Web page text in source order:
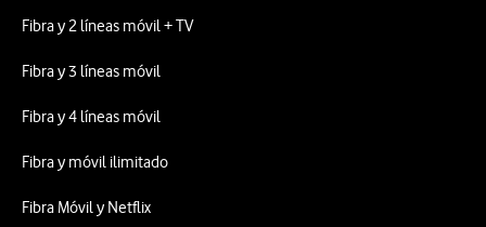
Fibra y 2 líneas móvil + TV
Fibra y 3 líneas móvil
Fibra y 4 líneas móvil
Fibra y móvil ilimitado
Fibra Móvil y Netflix